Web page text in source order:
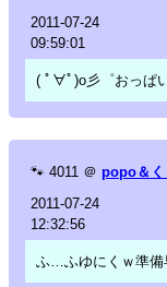
2011-07-24
09:59:01
( ﾟ∀ﾟ)o彡゜おっぱ
🐾 4011 ＠ popo＆く
2011-07-24
12:32:56
ふ…ふゆにくｗ準備